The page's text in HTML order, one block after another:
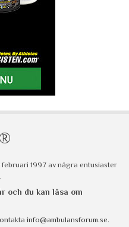
1997 av några entusiaster
och du kan läsa om
info@ambulansforum.se.